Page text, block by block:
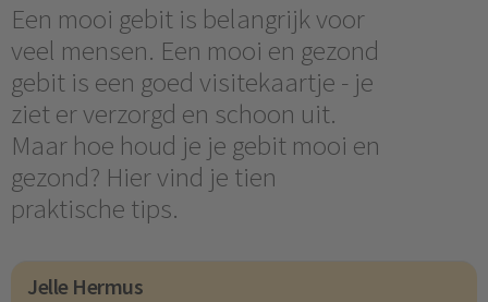
Een mooi gebit is belangrijk voor
veel mensen. Een mooi en gezond
gebit is een goed visitekaartje - je
ziet er verzorgd en schoon uit.
Maar hoe houd je je gebit mooi en
gezond? Hier vind je tien
praktische tips.
Jelle Hermus